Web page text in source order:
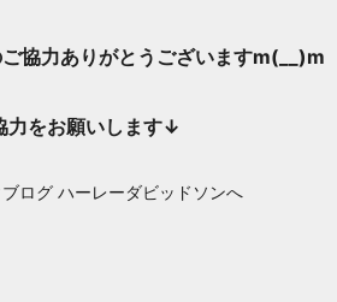
協力ありがとうございますm(__)m
力をお願いします↓